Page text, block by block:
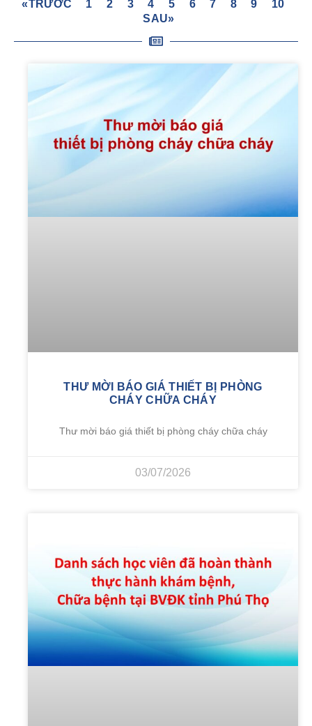
«TRƯỚC 1 2 3 4 5 6 7 8 9
10
SAU»
THƯ MỜI BÁO GIÁ THIẾT BỊ PHÒNG
CHÁY CHỮA CHÁY
Thư mời báo giá thiết bị phòng cháy chữa cháy
03/07/2026